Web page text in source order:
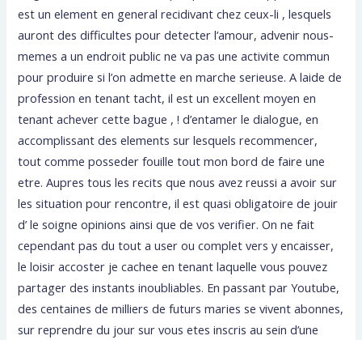
est un element en general recidivant chez ceux-li , lesquels
auront des difficultes pour detecter l’amour, advenir nous-
memes a un endroit public ne va pas une activite commun
pour produire si l’on admette en marche serieuse. A laide de
profession en tenant tacht, il est un excellent moyen en
tenant achever cette bague , ! d’entamer le dialogue, en
accomplissant des elements sur lesquels recommencer,
tout comme posseder fouille tout mon bord de faire une
etre. Aupres tous les recits que nous avez reussi a avoir sur
les situation pour rencontre, il est quasi obligatoire de jouir
d’ le soigne opinions ainsi que de vos verifier. On ne fait
cependant pas du tout a user ou complet vers y encaisser,
le loisir accoster je cachee en tenant laquelle vous pouvez
partager des instants inoubliables. En passant par Youtube,
des centaines de milliers de futurs maries se vivent abonnes,
sur reprendre du jour sur vous etes inscris au sein d’une